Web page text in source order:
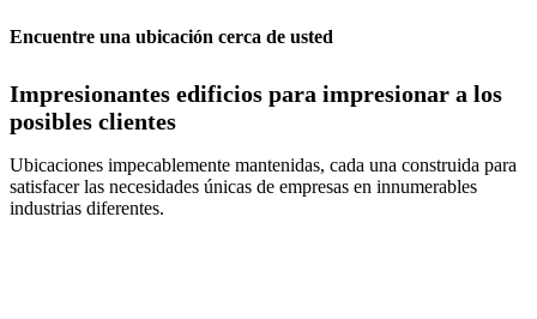
Encuentre una ubicación cerca de usted
Impresionantes edificios para impresionar a los
posibles clientes
Ubicaciones impecablemente mantenidas, cada una construida para
satisfacer las necesidades únicas de empresas en innumerables
industrias diferentes.